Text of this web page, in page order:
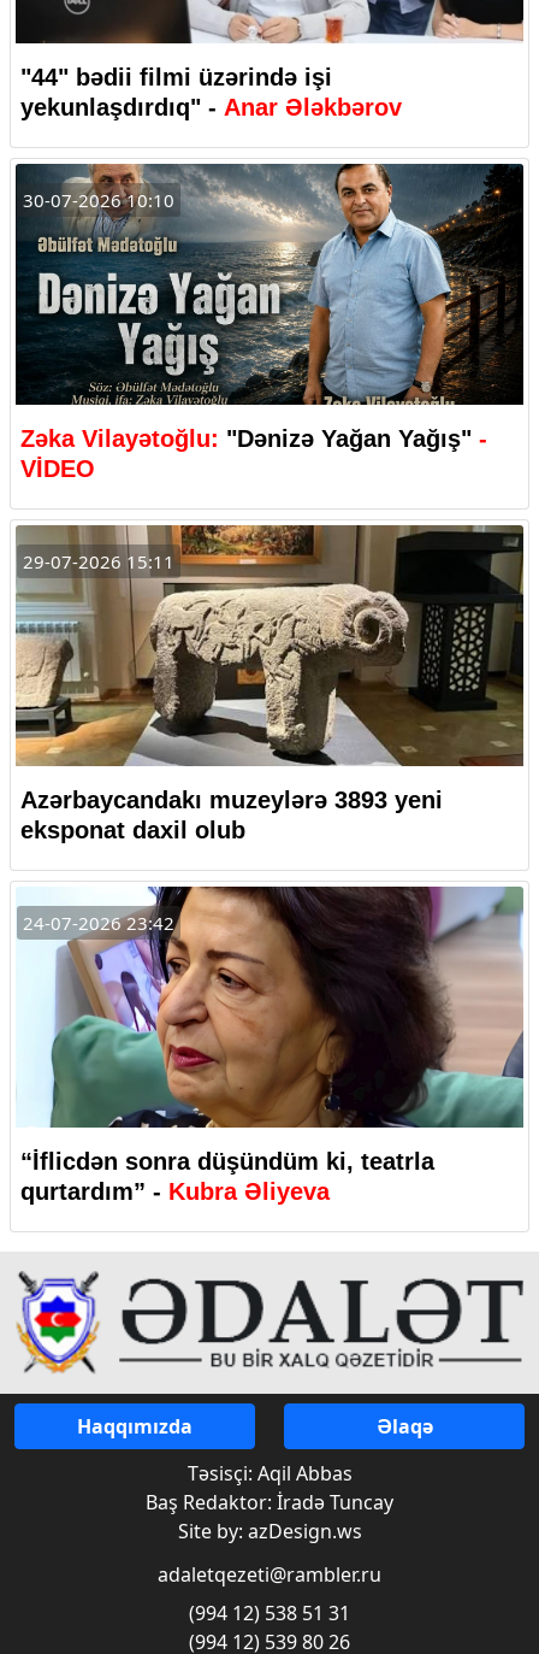
"44" bədii filmi üzərində işi
yekunlaşdırdıq" - Anar Ələkbərov
30-07-2026 10:10
Zəka Vilayətoğlu: "Dənizə Yağan Yağış" -
VİDEO
29-07-2026 15:11
Azərbaycandakı muzeylərə 3893 yeni
eksponat daxil olub
24-07-2026 23:42
“İflicdən sonra düşündüm ki, teatrla
qurtardım” - Kubra Əliyeva
Haqqımızda
Əlaqə
Təsisçi: Aqil Abbas
Baş Redaktor: İradə Tuncay
Site by: azDesign.ws
adaletqezeti@rambler.ru
(994 12) 538 51 31
(994 12) 539 80 26